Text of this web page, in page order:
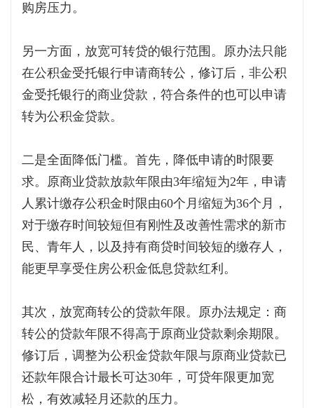
购房压力。
另一方面，放宽可转贷的银行范围。原办法只能
在公积金受托银行申请商转公，修订后，非公积
金受托银行的商业贷款，符合条件的也可以申请
转为公积金贷款。
二是全面降低门槛。首先，降低申请的时限要
求。原商业贷款放款年限由3年缩短为2年，申请
人累计缴存公积金时限由60个月缩短为36个月，
对于缴存时间较短但有刚性及改善性需求的新市
民、青年人，以及持有商贷时间较短的缴存人，
能更早享受住房公积金低息贷款红利。
其次，放宽商转公的贷款年限。原办法规定：商
转公的贷款年限不得高于原商业贷款剩余期限。
修订后，调整为公积金贷款年限与原商业贷款已
还款年限合计最长可达30年，可贷年限更加宽
松，有效减轻月还款的压力。